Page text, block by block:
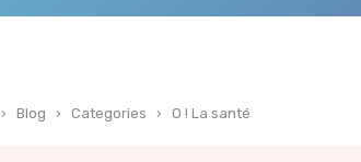
› Blog › Categories › O ! La santé